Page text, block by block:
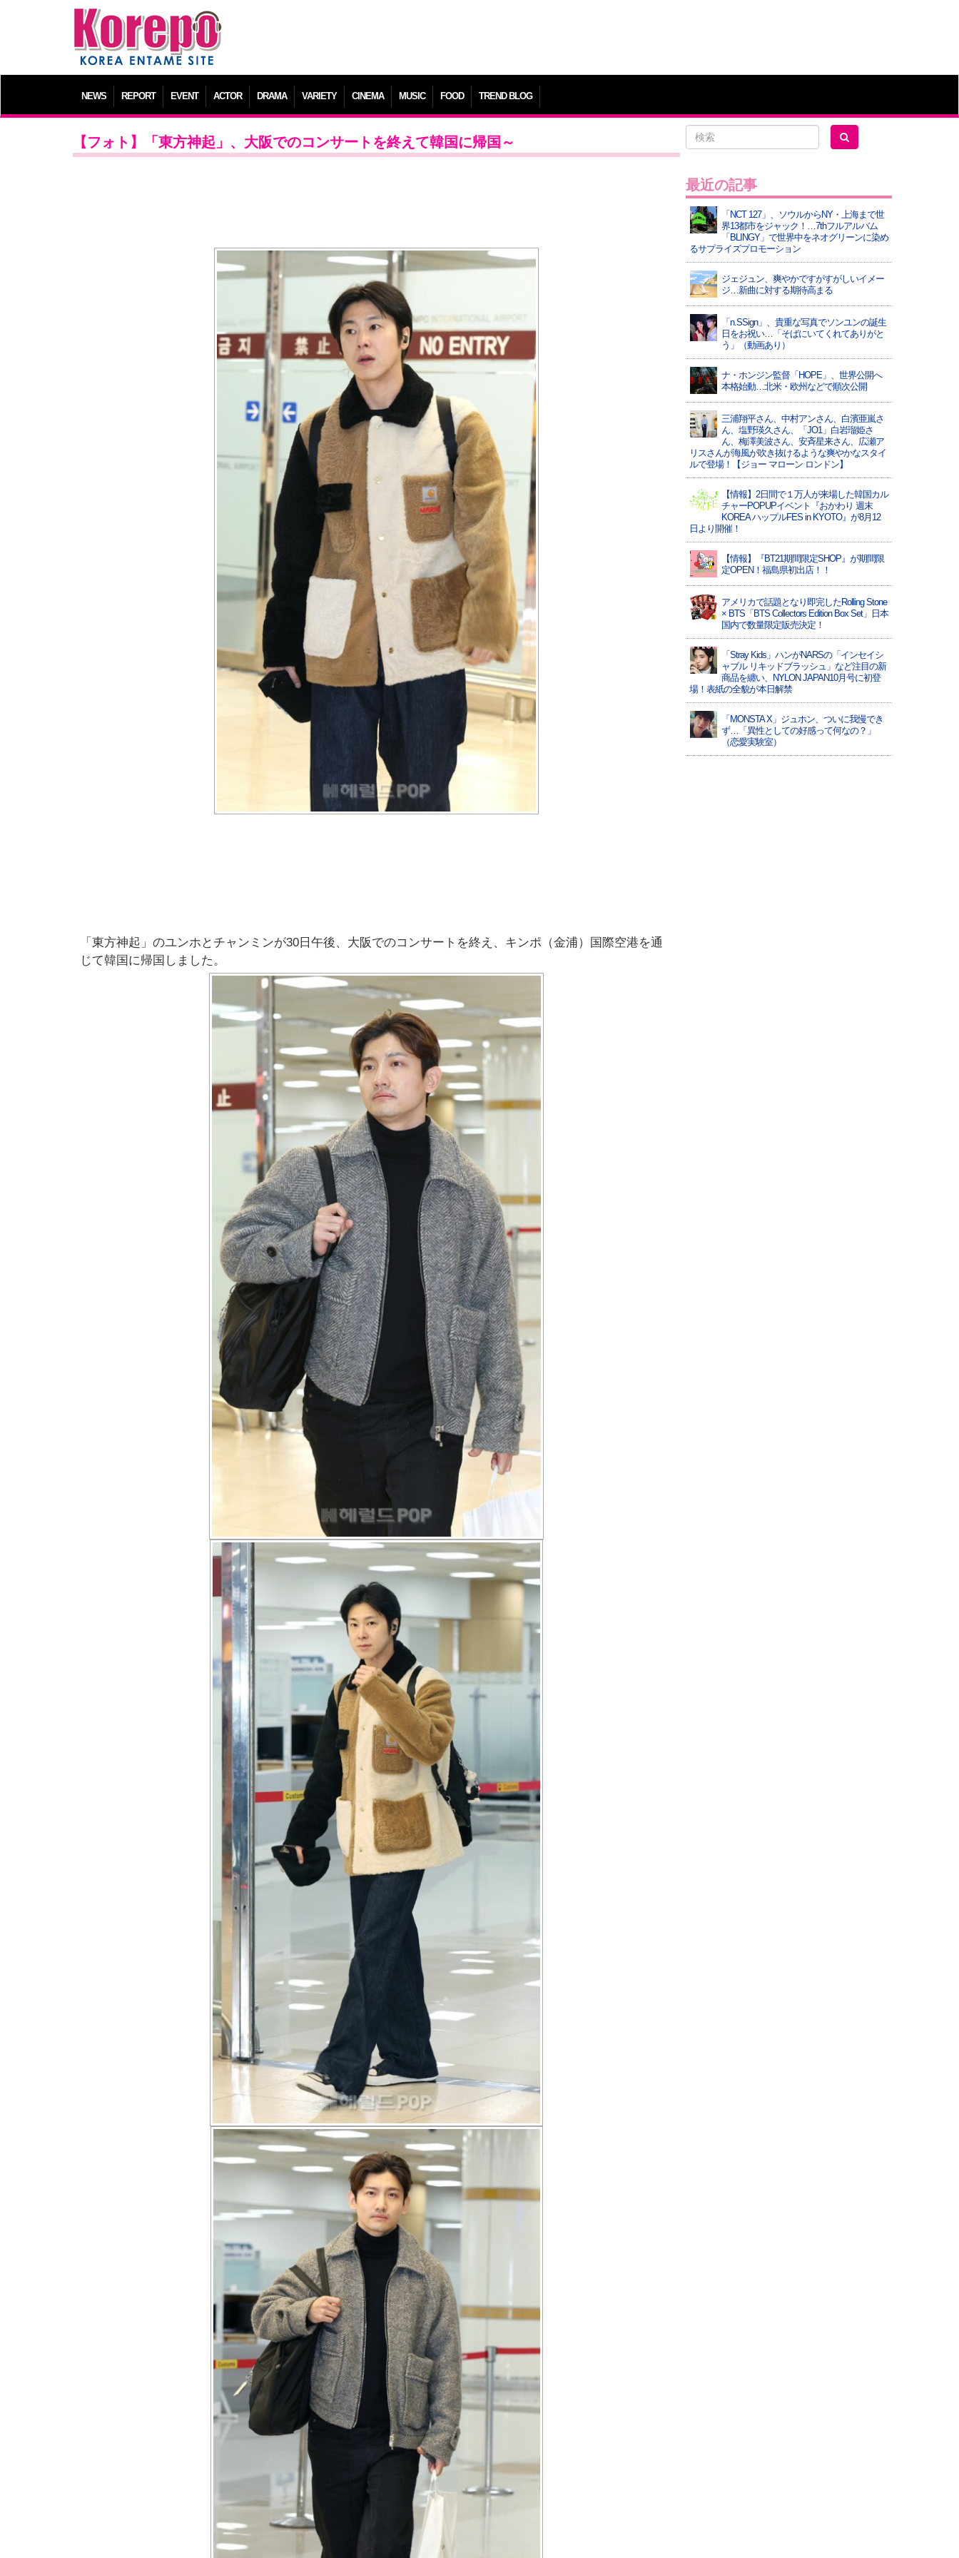
NEWS REPORT EVENT ACTOR DRAMA VARIETY CINEMA MUSIC FOOD TREND BLOG
【フォト】「東方神起」、大阪でのコンサートを終えて韓国に帰国～
「東方神起」のユンホとチャンミンが30日午後、大阪でのコンサートを終え、キンポ（金浦）国際空港を通
じて韓国に帰国しました。
最近の記事
「NCT 127」、ソウルからNY・上海まで世
界13都市をジャック！…7thフルアルバム
「BLINGY」で世界中をネオグリーンに染め
るサプライズプロモーション
ジェジュン、爽やかですがすがしいイメー
ジ…新曲に対する期待高まる
「n.SSign」、貴重な写真でソンユンの誕生
日をお祝い…「そばにいてくれてありがと
う」（動画あり）
ナ・ホンジン監督「HOPE」、世界公開へ
本格始動…北米・欧州などで順次公開
三浦翔平さん、中村アンさん、白濱亜嵐さ
ん、塩野瑛久さん、「JO1」白岩瑠姫さ
ん、梅澤美波さん、安斉星来さん、広瀬ア
リスさんが海風が吹き抜けるような爽やかなスタイ
ルで登場！【ジョー マローン ロンドン】
【情報】2日間で１万人が来場した韓国カル
チャーPOPUPイベント『おかわり 週末
KOREA ハップルFES in KYOTO』が8月12
日より開催！
【情報】『BT21期間限定SHOP』が期間限
定OPEN！福島県初出店！！
アメリカで話題となり即完したRolling Stone
× BTS「BTS Collectors Edition Box Set」日本
国内で数量限定販売決定！
「Stray Kids」ハンがNARSの「インセイシ
ャブル リキッドブラッシュ」など注目の新
商品を纏い、NYLON JAPAN10月号に初登
場！表紙の全貌が本日解禁
「MONSTA X」ジュホン、ついに我慢でき
ず…「異性としての好感って何なの？」
（恋愛実験室）